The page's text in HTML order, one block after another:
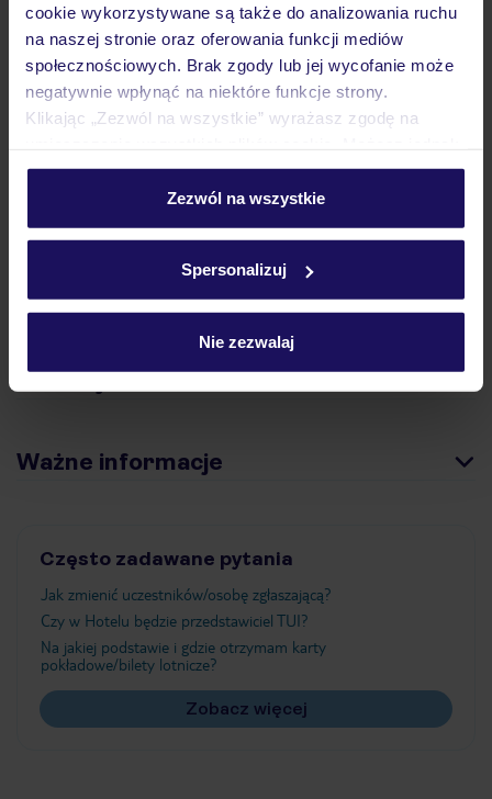
cookie wykorzystywane są także do analizowania ruchu
na naszej stronie oraz oferowania funkcji mediów
społecznościowych. Brak zgody lub jej wycofanie może
negatywnie wpłynąć na niektóre funkcje strony.
Klikając „Zezwól na wszystkie” wyrażasz zgodę na
personalizować swój wybór wchodząc w zakładkę
Szczegółowe informacje o plikach cookie znajdziesz
Zezwól na wszystkie
Spersonalizuj
Nie zezwalaj
Hotel
Opinie
Wyżywienie
Atrakcje
Ważne informacje
Często zadawane pytania
Jak zmienić uczestników/osobę zgłaszającą?
Czy w Hotelu będzie przedstawiciel TUI?
Na jakiej podstawie i gdzie otrzymam karty
pokładowe/bilety lotnicze?
Zobacz więcej